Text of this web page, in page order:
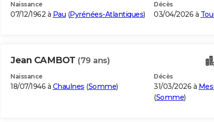
Naissance
07/12/1962 à Pau (Pyrénées-Atlantiques)
Décès
03/04/2026 à
Jean CAMBOT (79 ans)
Naissance
18/07/1946 à Chaulnes (Somme)
Décès
31/03/2026 à
(Somme)